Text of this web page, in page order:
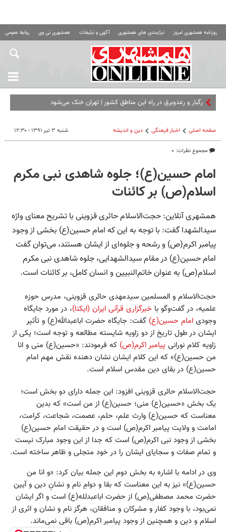
روزنامه همشهری امروز نیازمندی های همشهری آگهی و تبلیغات همشهری تی وی روابط عمومی
رگبار و رعدوبرق در راه این مناطق کشور | تهران خنک می‌شود
صفحه اصلی اخبار فرهنگی دین و اندیشه
مجموع نظرات: ۰
شنبه ۳ تیر ۱۳۹۱ - ۱۲:۳۰
امام حسین(ع)؛ جلوه شاهدی نبی مکرم
اسلام(ص) بر کائنات
همشهری آنلاین: حجت‌الاسلام حائری قزوینی با تشریح معنای واژه
سیدالشهدا گفت: با توجه به این که امام حسین(ع) بخشی از وجود
پیامبر اکرم(ص) و رشحه و جلوه‌ای از ایشان هستند، می‌توان گفت
امام حسین(ع) در مقام سیدالشهدایی، جلوه شاهدی نبی مکرم
اسلام(ص) به عنوان خاتم‌النبیین و انسان کامل، بر کائنات است.
حجت‌الاسلام و المسلمین سیدمهدی حائری قزوینی، مدرس حوزه
علمیه، در گفت‌وگو با خبرگزاری قرآنی ایران (ایکنا)، در مورد جایگاه
وجودی امام حسین(ع) گفت: جایگاه حضرت اباعبدالله(ع) و تأثیر
ایشان در طول تاریخ از دو زاویه شایسته مطالعه و توجه است؛ یکی از
زاویه کلام نورانی پیامبر اکرم(ص) که فرمودند: «حسین(ع) منی و انا
من حسین(ع)» که این کلام ایشان نشان‌ دهنده نقش مهم امام
حسین(ع) در بقای دین مقدس اسلام است.
حجت‌الاسلام حائری قزوینی افزود: این جمله دارای دو بخش است؛
یک بخش «حسین(ع) منی؛ حسین(ع) از من است» که بدین
معناست که حسین(ع) وارث علم، حلم، عصمت، شجاعت، کرامت،
امامت و ولایت پیامبر اکرم(ص) است و در حقیقت امام حسین(ع)
بخشی از وجود نبی اکرم(ص) است که جدا از این وجود مبارک نیست
و تمام صفات و سجایای ایشان را در خود متجلی و ظاهر ساخته‌ است.
وی در ادامه با اشاره به بخش دوم این جمله بیان کرد: «و انا من
حسین(ع)» نیز به این معناست که بقا و دوامِ نام و نشانِ دین و آیین
حضرت محمد مصطفی(ص) از حضرت اباعبدلله(ع) است و اگر ایشان
نمی‌بود، با وجود کفار و مشرکان و منافقان، هرگز نام و نشان و اثری از
اسلام و دین و همچنین از وجود پیامبر اکرم(ص) باقی نمی‌ماند.